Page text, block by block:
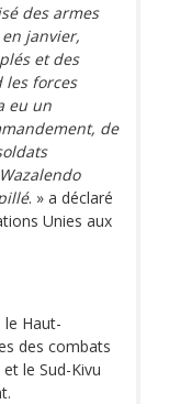
des armes
janvier,
et des
les forces
eu un
de
. » a déclaré
Unies aux
le Haut-
des combats
le Sud-Kivu